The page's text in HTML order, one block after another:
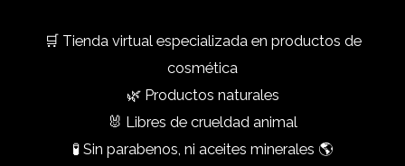
🛒 Tienda virtual especializada en productos de
cosmética
🌿 Productos naturales
🐰 Libres de crueldad animal
🧪 Sin parabenos, ni aceites minerales 🌎